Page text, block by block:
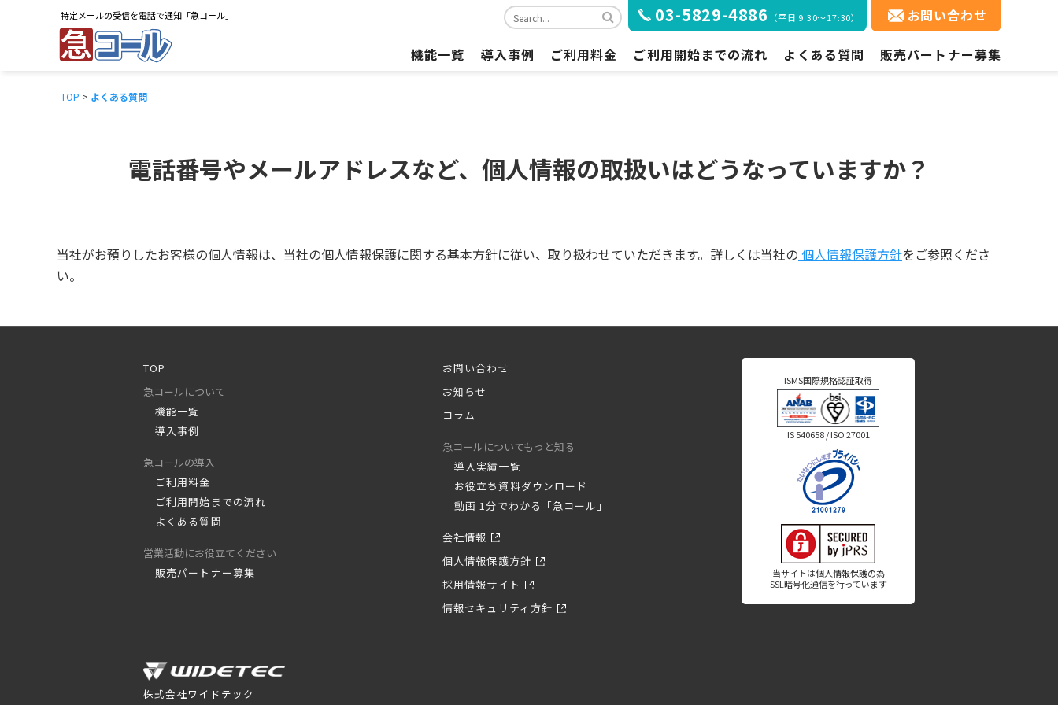
特定メールの受信を電話で通知「急コール」 03-5829-4886 （平日 9:30～17:30）
お問い合わせ
ン
ス
キ
機能一覧
ブラウザ推奨環境
導入事例 ご利用料金 ご利用開始までの流れ よくある質問
ご利用開始までの流れについて
販売パートナー募集
TOP > よくある質問
電話番号やメールアドレスなど、個人情報の取扱いはどうなっていますか？
当社がお預りしたお客様の個人情報は、当社の個人情報保護に関する基本方針に従い、取り扱わせていただきます。詳しくは当社の 個人情報保護方針をご参照くださ
い。
TOP
急コールについて
機能一覧
導入事例
急コールの導入
ご利用料金
ご利用開始までの流れ
よくある質問
営業活動にお役立てください
販売パートナー募集
お問い合わせ
お知らせ
コラム
急コールについてもっと知る
導入実績一覧
お役立ち資料ダウンロード
動画 1分でわかる「急コール」
会社情報
個人情報保護方針
採用情報サイト
情報セキュリティ方針
株式会社ワイドテック
ISMS国際規格認証取得
IS 540658 / ISO 27001
当サイトは個人情報保護の為
SSL暗号化通信を行っています